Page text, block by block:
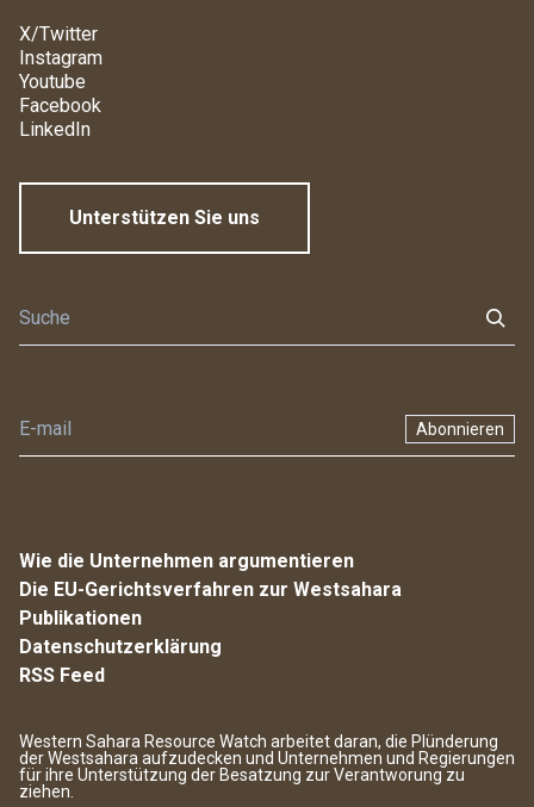
X/Twitter
Instagram
Youtube
Facebook
LinkedIn
Unterstützen Sie uns
Abonnieren
Wie die Unternehmen argumentieren
Die EU-Gerichtsverfahren zur Westsahara
Publikationen
Datenschutzerklärung
RSS Feed
Western Sahara Resource Watch arbeitet daran, die Plünderung
der Westsahara aufzudecken und Unternehmen und Regierungen
für ihre Unterstützung der Besatzung zur Verantworung zu
ziehen.